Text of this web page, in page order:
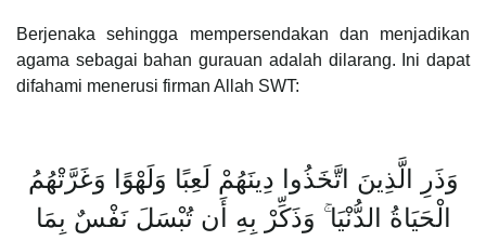
Berjenaka sehingga mempersendakan dan menjadikan
agama sebagai bahan gurauan adalah dilarang. Ini dapat
difahami menerusi firman Allah SWT:
وَذَرِ الَّذِينَ اتَّخَذُوا دِينَهُمْ لَعِبًا وَلَهْوًا وَغَرَّتْهُمُ
الْحَيَاةُ الدُّنْيَا ۚ وَذَكِّرْ بِهِ أَن تُبْسَلَ نَفْسٌ بِمَا